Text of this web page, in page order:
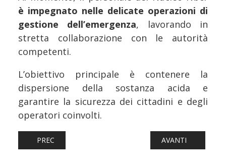
è impegnato nelle delicate operazioni di
gestione dell’emergenza, lavorando in
stretta collaborazione con le autorità
competenti.
L’obiettivo principale è contenere la
dispersione della sostanza acida e
garantire la sicurezza dei cittadini e degli
operatori coinvolti.
ARTICOLO PRECEDENTE: FERROVIE: AGGREDISCE
PREC ARTICOLO
AVANTI